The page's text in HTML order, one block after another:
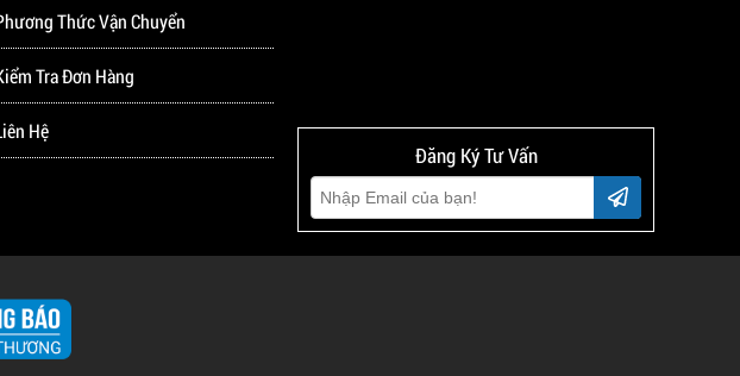
Thức Vận Chuyển
Tra Đơn Hàng
Hệ
Đăng Ký Tư Vấn